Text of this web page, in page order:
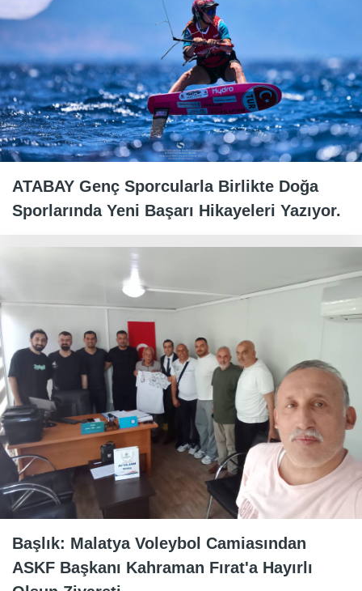
ATABAY Genç Sporcularla Birlikte Doğa
Sporlarında Yeni Başarı Hikayeleri Yazıyor.
Başlık: Malatya Voleybol Camiasından
ASKF Başkanı Kahraman Fırat'a Hayırlı